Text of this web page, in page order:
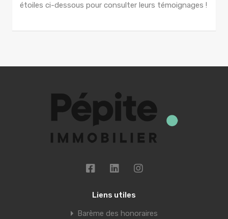
étoiles ci-dessous pour consulter leurs témoignages !
Liens utiles
Barème des honoraires